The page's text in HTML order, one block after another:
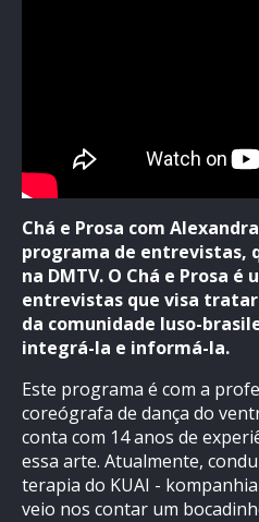
Chá e Prosa com
programa de entrevistas,
na DMTV. O Chá e Prosa é
entrevistas que visa
da comunidade luso-
integrá-la e informá-la.
Este programa é com a
coreógrafa de dança do
conta com 14 anos de
essa arte. Atualmente,
terapia do KUAI -
veio nos contar um